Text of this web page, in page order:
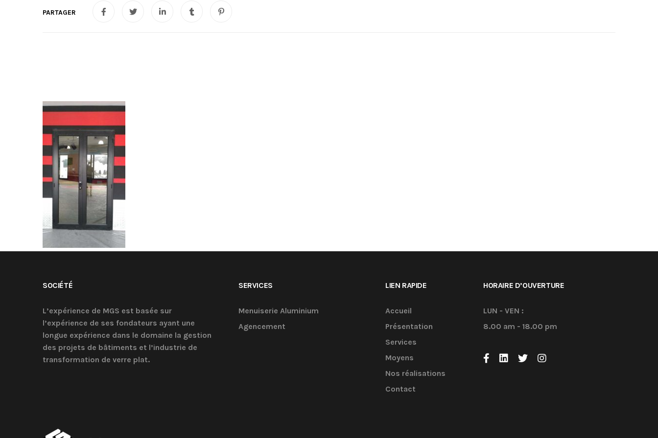
SOCIÉTÉ
L’expérience de MGS est basée sur
l’expérience de ses fondateurs ayant une
longue expérience dans le domaine la gestion
des projets de bâtiments et l’industrie de
transformation de verre plat.
SERVICES
Menuiserie Aluminium
Agencement
LIEN RAPIDE
Accueil
Présentation
Services
Moyens
Nos réalisations
Contact
HORAIRE D’OUVERTURE
LUN - VEN :
8.00 am - 18.00 pm